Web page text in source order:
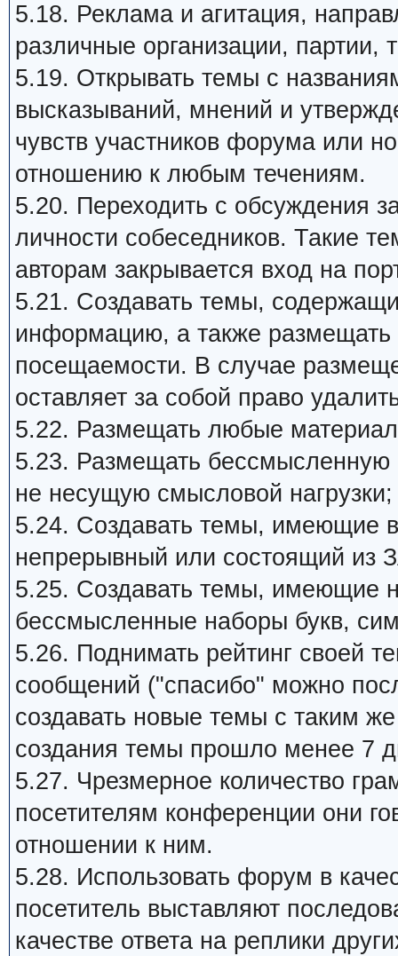
5.18. Реклама и агитация,
различные организации, партии,
5.19. Открывать темы с
высказываний, мнений и
чувств участников форума или
отношению к любым течениям.
5.20. Переходить с обсуждения
личности собеседников. Такие
авторам закрывается вход на
5.21. Создавать темы,
информацию, а также
посещаемости. В случае
оставляет за собой право
5.22. Размещать любые
5.23. Размещать
не несущую смысловой нагрузки;
5.24. Создавать темы, имеющие
непрерывный или состоящий из
5.25. Создавать темы, имеющие
бессмысленные наборы букв,
5.26. Поднимать рейтинг своей
сообщений ("спасибо" можно
создавать новые темы с таким
создания темы прошло менее 7
5.27. Чpезмеpное количество
посетителям конференции они
отношении к ним.
5.28. Использовать форум в
посетитель выставляют
качестве ответа на реплики